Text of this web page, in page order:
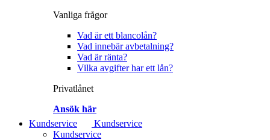
Vanliga frågor
Vad är ett blancolån?
Vad innebär avbetalning?
Vad är ränta?
Vilka avgifter har ett lån?
Privatlånet
Ansök här
Kundservice
Kundservice
Kundservice